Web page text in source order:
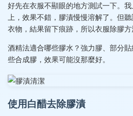
好先在衣服不顯眼的地方測試一下。
上，效果不錯，膠漬慢慢溶解了。但
衣物，結果留下痕跡，所以衣服除膠方
酒精法適合哪些膠水？強力膠、部分
些合成膠，效果可能沒那麼好。
使用白醋去除膠漬